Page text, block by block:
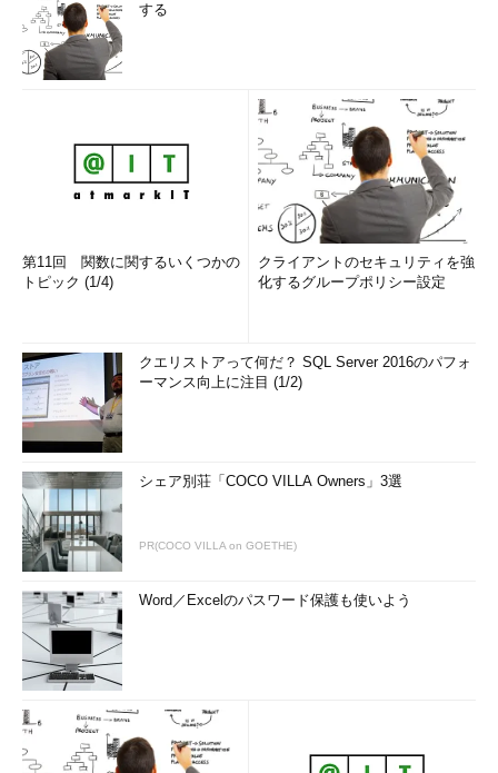
する
第11回 関数に関するいくつかの
トピック (1/4)
クライアントのセキュリティを強
化するグループポリシー設定
クエリストアって何だ？ SQL Server 2016のパフォ
ーマンス向上に注目 (1/2)
シェア別荘「COCO VILLA Owners」3選
PR(COCO VILLA on GOETHE)
Word／Excelのパスワード保護も使いよう